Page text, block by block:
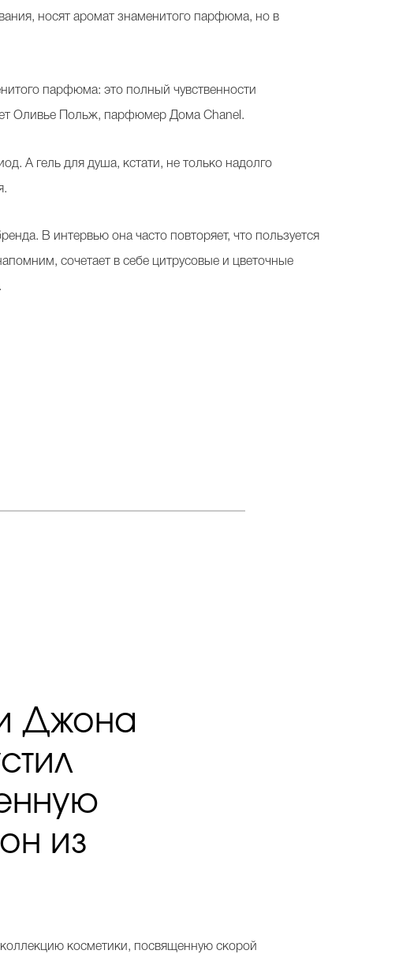
носят аромат знаменитого парфюма, но в
парфюма: это полный чувственности
Оливье Польж, парфюмер Дома Chanel.
А гель для душа, кстати, не только надолго
В интервью она часто повторяет, что пользуется
сочетает в себе цитрусовые и цветочные
и Джона
из
коллекцию косметики, посвященную скорой